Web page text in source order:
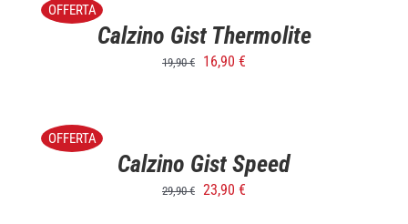
OFFERTA
DETTAGLI
Calzino Gist Thermolite
19,90€ 16,90 €
OFFERTA
DETTAGLI
Calzino Gist Speed
29,90€ 23,90 €